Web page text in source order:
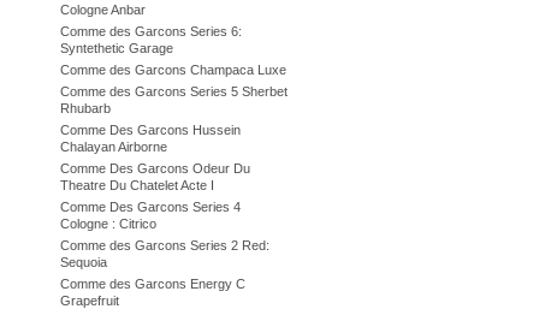
Cologne Anbar
Comme des Garcons Series 6:
Syntethetic Garage
Comme des Garcons Champaca Luxe
Comme des Garcons Series 5 Sherbet
Rhubarb
Comme Des Garcons Hussein
Chalayan Airborne
Comme Des Garcons Odeur Du
Theatre Du Chatelet Acte I
Comme Des Garcons Series 4
Cologne : Citrico
Comme des Garcons Series 2 Red:
Sequoia
Comme des Garcons Energy C
Grapefruit